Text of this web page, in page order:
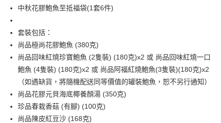
AlipayHK
PayMe
WeChat Pay
BoC Pay
其他轉帳方式
相關說明
轉數快識別碼(FPS ID)：4042362 中國銀行戶口：012-875-1-240680-7 匯
豐銀行戶口：652-589300-838 收款人：PREMIER FOOD LTD 請於24小時
內將付款金額存入以上其中一個戶口，付款後請將收據或成功轉帳畫面截圖
送貨方式
中秋花膠鮑魚至抵福袋(1套6件)
套裝包括：
尚品極尚花膠鮑魚 (380克)
尚品回味紅燒珍寶鮑魚 (2隻裝) (180克)x2 或 尚品回味紅燒一口
鮑魚 (4隻裝) (180克)x2 或 尚品阿福紅燒鮑魚(3隻裝)(180克)x2
（如遇缺貨，將隨機配送同等價值的罐裝鮑魚，恕不另行通知）
尚品花膠元貝海底椰養顏湯 (350克)
珍品春栽香菇 (有腳) (100克)
尚品陳皮紅豆沙 (168克)